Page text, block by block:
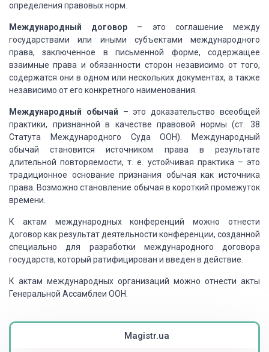
определения правовых норм.
Международный договор – это соглашение между
государствами или иными субъектами международного
права, заключенное в письменной форме, содержащее
взаимные права и обязанности сторон независимо от того,
содержатся они в одном или нескольких документах, а также
независимо от его конкретного наименования.
Международный обычай – это доказательство всеобщей
практики, признанной в качестве правовой нормы (ст. 38
Статута Международного Суда ООН). Международный
обычай становится источником права в результате
длительной повторяемости, т. е. устойчивая практика – это
традиционное основание признания обычая как источника
права. Возможно становление обычая в короткий промежуток
времени.
К актам международных конференций можно отнести
договор какрезультат деятельности конференции, созданной
специально для разработки международного договора
государств, который ратифицирован и введен в действие.
К актам международных организаций можно отнести акты
Генеральной Ассамблеи ООН.
Magistr.ua